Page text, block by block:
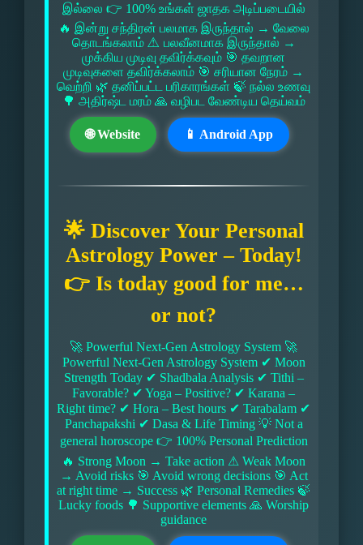
இல்லை 👉 100% உங்கள் ஜாதக அடிப்படையில்
🔥 இன்று சந்திரன் பலமாக இருந்தால் → வேலை
தொடங்கலாம் ⚠ பலவீனமாக இருந்தால் →
முக்கிய முடிவு தவிர்க்கவும் 🎯 தவறான
முடிவுகளை தவிர்க்கலாம் 🎯 சரியான நேரம் →
வெற்றி 🌿 தனிப்பட்ட பரிகாரங்கள் 🍃 நல்ல உணவு
🌳 அதிர்ஷ்ட மரம் 🙏 வழிபட வேண்டிய தெய்வம்
🌐 Website 📱 Android App
🌟 Discover Your Personal
Astrology Power – Today!
👉 Is today good for me…
or not?
🚀 Powerful Next-Gen Astrology System 🚀
Powerful Next-Gen Astrology System ✔ Moon
Strength Today ✔ Shadbala Analysis ✔ Tithi –
Favorable? ✔ Yoga – Positive? ✔ Karana –
Right time? ✔ Hora – Best hours ✔ Tarabalam ✔
Panchapakshi ✔ Dasa & Life Timing 💡 Not a
general horoscope 👉 100% Personal Prediction
🔥 Strong Moon → Take action ⚠ Weak Moon
→ Avoid risks 🎯 Avoid wrong decisions 🎯 Act
at right time → Success 🌿 Personal Remedies 🍃
Lucky foods 🌳 Supportive elements 🙏 Worship
guidance